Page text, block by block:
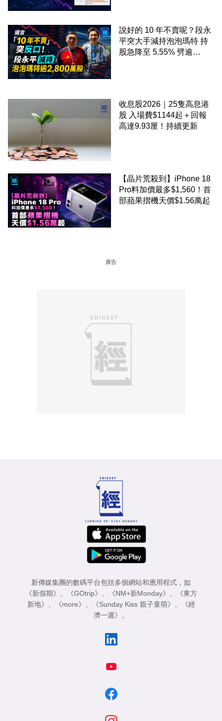
說好的 10 年不賣呢？段永
平突大手減持泡泡瑪特 持
股急降至 5.55% 劈逾
收息股2026｜25隻高息港
股 入場費$1144起＋回報
高達9.93厘！持續更新
【晶片荒殺到】iPhone 18
Pro料加價最多$1,560！首
部蘋果摺機天價$1.56萬起
廣告
新傳媒集團的數碼平台包括多個網站和應用程式，如
《新假期》
《GOtrip》 《NM+新Monday》
《東方
新地》
《more》 《Sunday Kiss 親子童萌》
《經
濟一週》
。